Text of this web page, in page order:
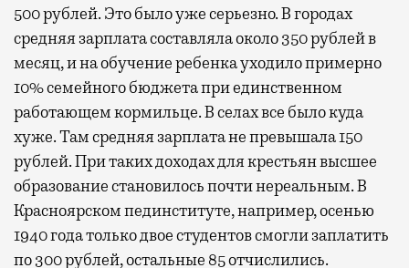
500 рублей. Это было уже серьезно. В городах
средняя зарплата составляла около 350 рублей в
месяц, и на обучение ребенка уходило примерно
10% семейного бюджета при единственном
работающем кормильце. В селах все было куда
хуже. Там средняя зарплата не превышала 150
рублей. При таких доходах для крестьян высшее
образование становилось почти нереальным. В
Красноярском пединституте, например, осенью
1940 года только двое студентов смогли заплатить
по 300 рублей, остальные 85 отчислились.